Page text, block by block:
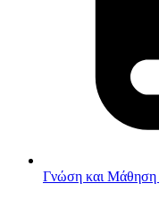
Γνώση και Μάθηση